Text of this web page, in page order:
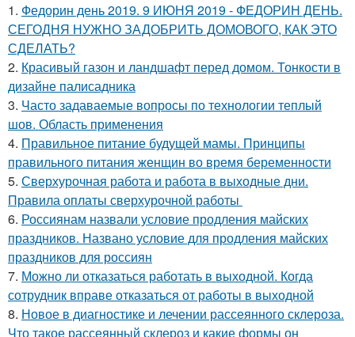
1. Федорин день 2019. 9 ИЮНЯ 2019 - ФЕДОРИН ДЕНЬ.
СЕГОДНЯ НУЖНО ЗАДОБРИТЬ ДОМОВОГО, КАК ЭТО
СДЕЛАТЬ?
2. Красивый газон и ландшафт перед домом. Тонкости в
дизайне палисадника
3. Часто задаваемые вопросы по технологии теплый
шов. Область применения
4. Правильное питание будущей мамы. Принципы
правильного питания женщин во время беременности
5. Сверхурочная работа и работа в выходные дни.
Правила оплаты сверхурочной работы
6. Россиянам назвали условие продления майских
праздников. Названо условие для продления майских
праздников для россиян
7. Можно ли отказаться работать в выходной. Когда
сотрудник вправе отказаться от работы в выходной
8. Новое в диагностике и лечении рассеянного склероза.
Что такое рассеянный склероз и какие формы он